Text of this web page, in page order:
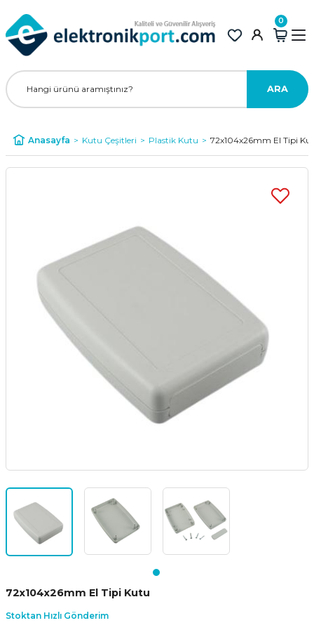
ARA
0
Anasayfa Kutu Çeşitleri Plastik Kutu 72x104x26mm El Tipi
72x104x26mm El Tipi Kutu
Stoktan Hızlı Gönderim